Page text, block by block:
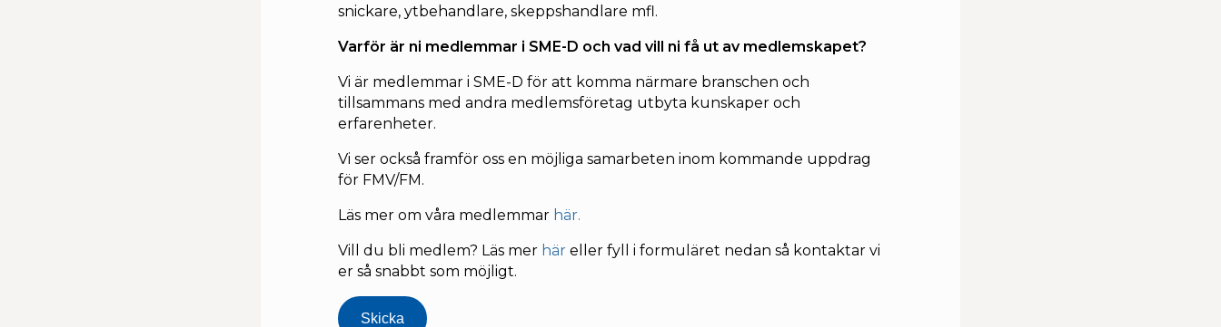
snickare, ytbehandlare, skeppshandlare mfl.
Varför är ni medlemmar i SME-D och vad vill ni få ut av medlemskapet?
Vi är medlemmar i SME-D för att komma närmare branschen och
tillsammans med andra medlemsföretag utbyta kunskaper och
erfarenheter.
Vi ser också framför oss en möjliga samarbeten inom kommande uppdrag
för FMV/FM.
Läs mer om våra medlemmar här.
Vill du bli medlem? Läs mer här eller fyll i formuläret nedan så kontaktar vi
er så snabbt som möjligt.
Skicka